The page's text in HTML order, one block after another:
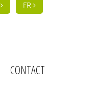
FR
CONTACT